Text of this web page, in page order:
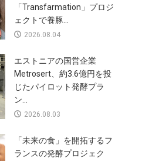
「Transfarmation」プロジ
ェクトで養豚...
2026.08.04
エストニアの国営企業
Metrosert、約3.6億円を投
じたパイロット発酵プラ
ン...
2026.08.03
「未来の食」を開拓するフ
ランスの発酵プロジェク